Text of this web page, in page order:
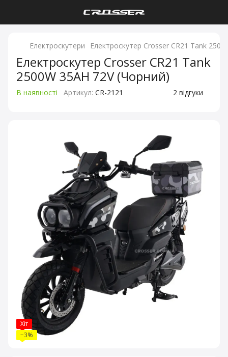
Електроскутери Електроскутер Crosser CR21 Tank
Електроскутер Crosser CR21 Tank
2500W 35AH 72V (Чорний)
В наявності Артикул: CR-2121 2 відгуки
Хіт
−3%